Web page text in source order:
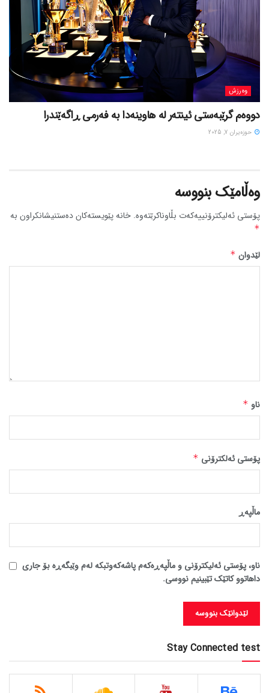
وەرزش
دووەم گرێبەستی ئینتەر لە هاوینەدا بە فەرمی ڕاگەێندرا
حوزه‌یران 7, 2025
وەڵامێک بنووسە
پۆستی ئەلیکترۆنییەکەت بڵاوناکرێتەوە. خانە پێویستەکان دەستنیشانکراون بە
*
لێدوان *
ناو *
پۆستی ئەلکترۆنی *
ماڵپه‌ڕ
ناو، پۆستی ئەلیکترۆنی و ماڵپەڕەکەم پاشەکەوتبکە لەم وێبگەڕە بۆ جاری
داهاتوو کاتێک تێبینیم نووسی.
Stay Connected test